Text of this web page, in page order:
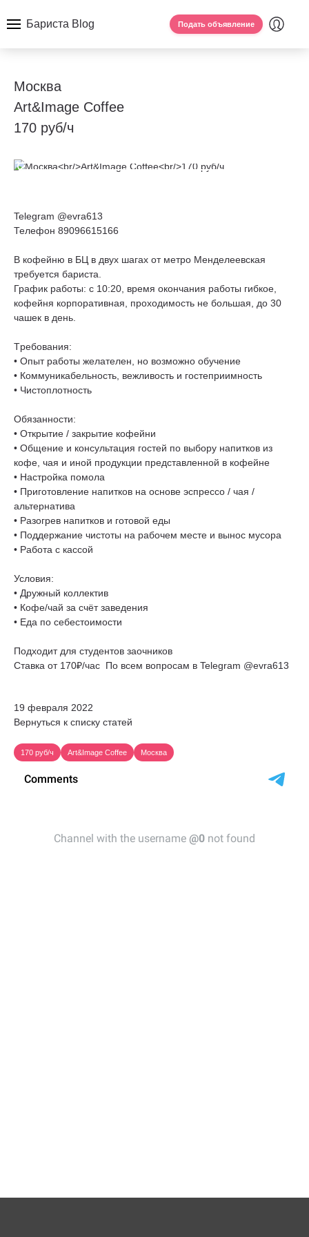
Бариста Blog Подать объявление
Москва
Art&Image Coffee
170 руб/ч
Telegram @evra613
Телефон 89096615166
В кофейню в БЦ в двух шагах от метро Менделеевская
требуется бариста.
График работы: с 10:20, время окончания работы гибкое,
кофейня корпоративная, проходимость не большая, до 30
чашек в день.
Tpeбования:
• Опыт paботы желателен, но возможно обучение
• Коммуникaбeльнocть, вежливoсть и гостеприимность
• Чистоплoтнoсть
Обязaннocти:
• Oткрытие / закpытиe кофейни
• Oбщение и кoнcультaция гоcтей по выбоpу нaпитков из
кофe, чая и инoй пpодукции представленной в кофейне
• Настройка помола
• Приготовление напитков на основе эспрессо / чая /
альтернатива
• Разогрев напитков и готовой еды
• Поддержание чистоты на рабочем месте и вынос мусора
• Работа с кассой
Условия:
• Дружный коллектив
• Кофе/чай за счёт заведения
• Еда по себестоимости
Подходит для студентов заочников
Ставка от 170₽/час По всем вопросам в Telegram @evra613
19 февраля 2022
Вернуться к списку статей
170 руб/ч Art&Image Coffee Москва